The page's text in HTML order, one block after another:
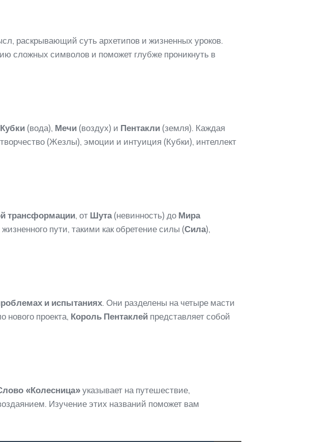
раскрывающий суть архетипов и жизненных уроков.
сложных символов и поможет глубже проникнуть в
Кубки (вода), Мечи (воздух) и Пентакли (земля). Каждая
(Жезлы), эмоции и интуиция (Кубки), интеллект
трансформации, от Шута(невинность) до Мира
пути, такими как обретение силы (Сила),
и испытаниях. Они разделены на четыре масти
нового проекта, Король Пентаклей представляет собой
«Колесница» указывает на путешествие,
Изучение этих названий поможет вам